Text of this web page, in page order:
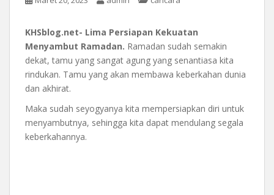
KHSblog.net- Lima Persiapan Kekuatan
Menyambut Ramadan. Ramadan sudah semakin
dekat, tamu yang sangat agung yang senantiasa kita
rindukan. Tamu yang akan membawa keberkahan dunia
dan akhirat.
Maka sudah seyogyanya kita mempersiapkan diri untuk
menyambutnya, sehingga kita dapat mendulang segala
keberkahannya.